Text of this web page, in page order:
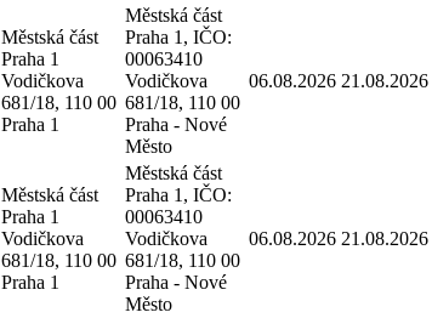
Městská část
Praha 1
Vodičkova
681/18, 110 00
Praha 1
Městská část
Praha 1, IČO:
00063410
Vodičkova
681/18, 110 00
Praha - Nové
Město
06.08.2026 21.08.2026
Městská část
Praha 1
Vodičkova
681/18, 110 00
Praha 1
Městská část
Praha 1, IČO:
00063410
Vodičkova
681/18, 110 00
Praha - Nové
Město
06.08.2026 21.08.2026